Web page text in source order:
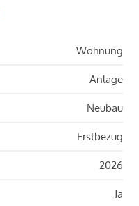
Wohnung
Anlage
Neubau
Erstbezug
2026
Ja